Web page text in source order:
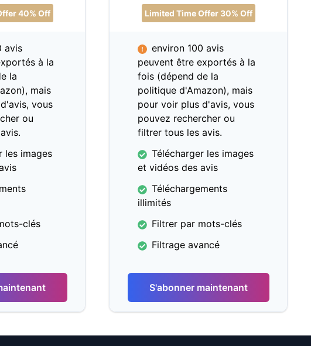
40% Off
avis
à la
la
mais
vous
ou
les images
clés
Limited Time Offer 30% Off
environ 100 avis
peuvent être exportés à la
fois (dépend de la
politique d'Amazon), mais
pour voir plus d'avis, vous
pouvez rechercher ou
filtrer tous les avis.
Télécharger les images
et vidéos des avis
Téléchargements
illimités
Filtrer par mots-clés
Filtrage avancé
S'abonner maintenant